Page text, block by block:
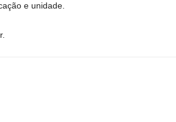
e unidade.